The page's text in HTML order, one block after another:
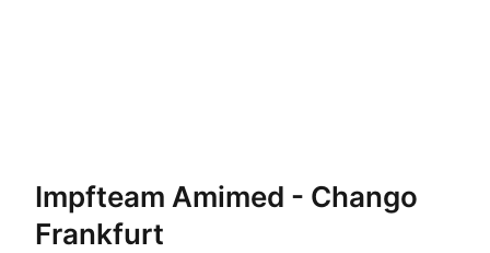
Impfteam Amimed - Chango
Frankfurt